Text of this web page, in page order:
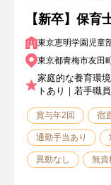
【新卒】保育
東京恵明学園児童
東京都青梅市友田
家庭的な養育環
トあり｜若手職
賞与年2回 宿
通勤手当あり
異動なし 無資